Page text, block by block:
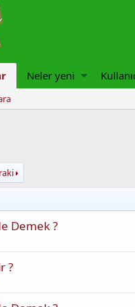
Neler yeni
Demek ?
?